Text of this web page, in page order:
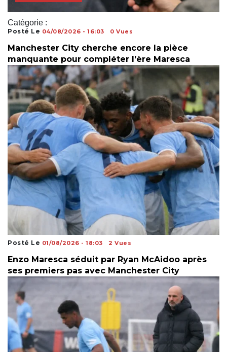
Catégorie :
Posté Le 04/08/2026 - 16:03 0 Vues
Manchester City cherche encore la pièce
manquante pour compléter l’ère Maresca
Posté Le 01/08/2026 - 18:03 2 Vues
Enzo Maresca séduit par Ryan McAidoo après
ses premiers pas avec Manchester City